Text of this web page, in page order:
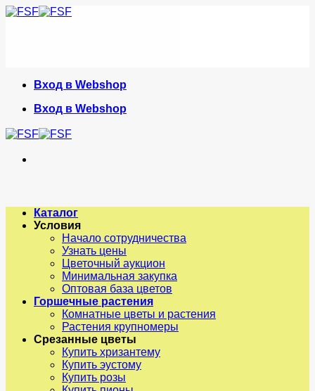
Skip
Вход в Webshop
Вход в Webshop
Каталог
Условия
Начало сотрудничества
Узнать цены
Цветочный аукцион
Минимальная закупка
Оптовая база цветов
Горшечные растения
Комнатные цветы и растения
Растения крупномеры
Срезанные цветы
Купить хризантему
Купить эустому
Купить розы